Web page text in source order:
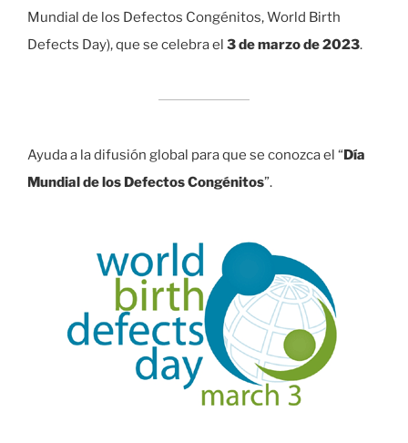
Mundial de los Defectos Congénitos, World Birth
Defects Day), que se celebra el 3 de marzo de 2023.
Ayuda a la difusión global para que se conozca el “ Día
Mundial de los Defectos Congénitos”.